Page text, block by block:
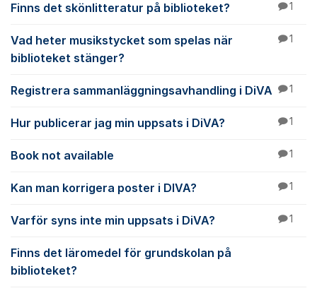
Finns det skönlitteratur på biblioteket? 1
Vad heter musikstycket som spelas när
biblioteket stänger?
1
Registrera sammanläggningsavhandling i DiVA 1
Hur publicerar jag min uppsats i DiVA? 1
Book not available 1
Kan man korrigera poster i DIVA? 1
Varför syns inte min uppsats i DiVA? 1
Finns det läromedel för grundskolan på
biblioteket?